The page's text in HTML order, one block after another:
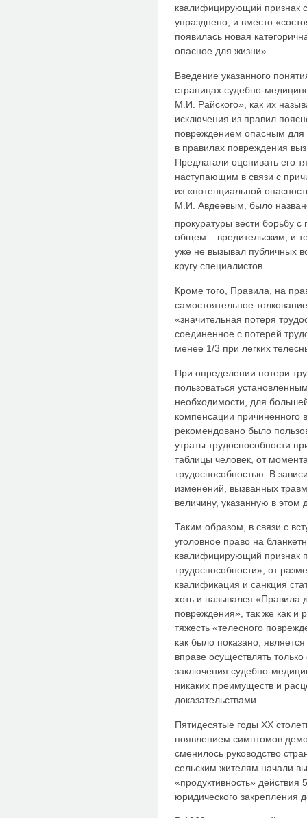
квалифицирующий признак
упразднено, и вместо
появилась новая
опасное для жизни».
Введение указанного
страницах судебно-
М.И. Райского», как их
исключения из правил
повреждением опасным для
в правилах повреждения
Предлагали оценивать его
наступающим в связи с
из «потенциальной
М.И. Авдеевым, было
прокуратуры вести борьбу
общем – вредительским, и
уже не вызывал публичных
кругу специалистов.
Кроме того, Правила, на
самостоятельное
«значительная потеря
соединенное с потерей
менее 1/3 при легких
При определении потери
пользоваться
необходимости, для
компенсации причиненного
рекомендовано было
утраты трудоспособности
таблицы человек, от
трудоспособностью. В
изменений, вызванных
величину, указанную в этом
Таким образом, в связи с
уголовное право на
квалифицирующий признак
трудоспособности», от
квалификация и санкция
хоть и назывался «Правила
повреждения», так же как и
тяжесть «телесного
как было показано,
вправе осуществлять
заключения судебно-
никаких преимуществ и
доказательствами.
Пятидесятые годы ХХ
появлением симптомов
сменилось руководство
сельским жителям начали
«продуктивность»
юридического закрепления